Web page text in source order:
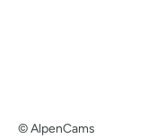
© AlpenCams